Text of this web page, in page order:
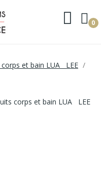
0
corps et bain LUA LEE